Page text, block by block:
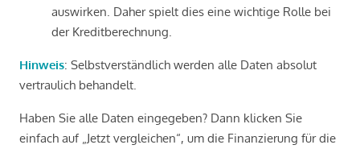
auswirken. Daher spielt dies eine wichtige Rolle bei
der Kreditberechnung.
Hinweis: Selbstverständlich werden alle Daten absolut
vertraulich behandelt.
Haben Sie alle Daten eingegeben? Dann klicken Sie
einfach auf „Jetzt vergleichen“, um die Finanzierung für die